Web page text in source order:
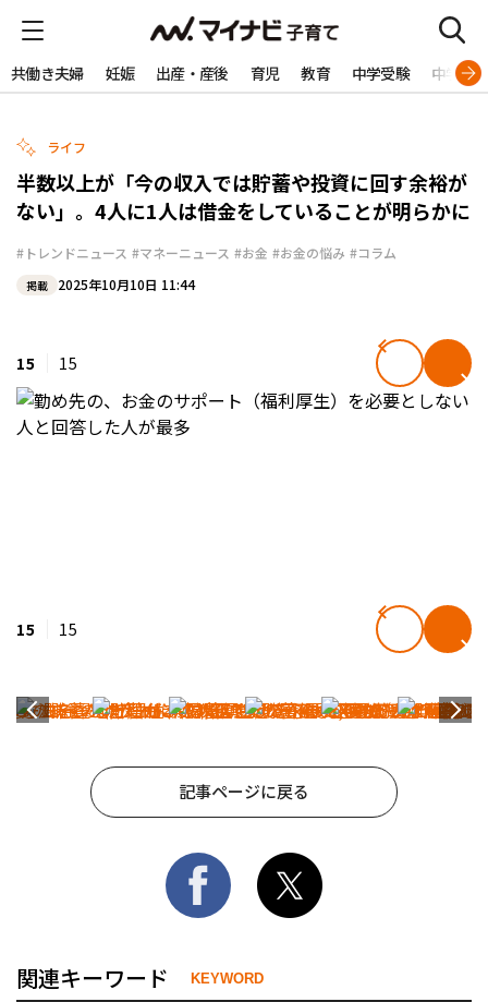
共働き夫婦 妊娠 出産・産後 育児 教育 中学受験 中学生
ライフ
半数以上が「今の収入では貯蓄や投資に回す余裕が
ない」。4人に1人は借金をしていることが明らかに
#トレンドニュース #マネーニュース #お金 #お金の悩み #コラム
掲載 2025年10月10日 11:44
15 15
15 15
記事ページに戻る
関連キーワード KEYWORD